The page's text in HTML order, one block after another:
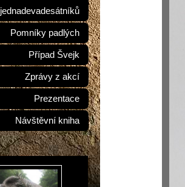
jednadevadesátníků
Pomníky padlých
Případ Švejk
Zprávy z akcí
Prezentace
Návštěvní kniha